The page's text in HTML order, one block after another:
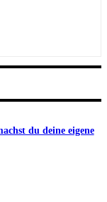
du deine eigene